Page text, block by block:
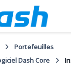
Portefeuilles
Dash Core